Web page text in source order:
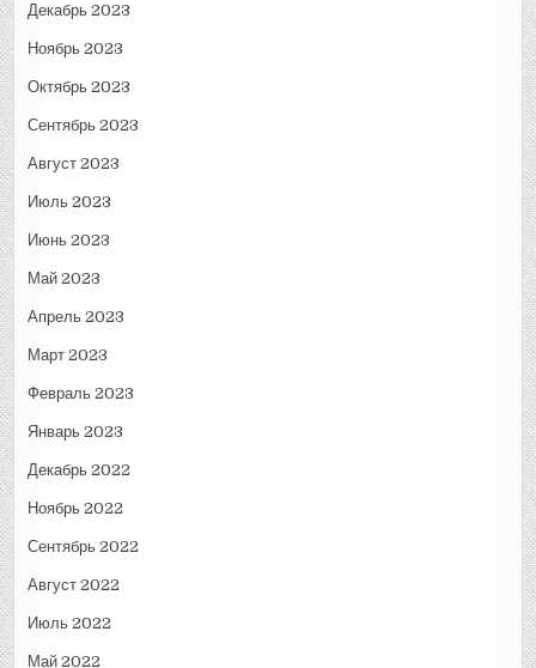
Декабрь 2023
Ноябрь 2023
Октябрь 2023
Сентябрь 2023
Август 2023
Июль 2023
Июнь 2023
Май 2023
Апрель 2023
Март 2023
Февраль 2023
Январь 2023
Декабрь 2022
Ноябрь 2022
Сентябрь 2022
Август 2022
Июль 2022
Май 2022